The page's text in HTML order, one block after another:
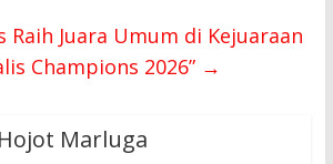
Raih Juara Umum di Kejuaraan
Champions 2026” →
Hojot Marluga